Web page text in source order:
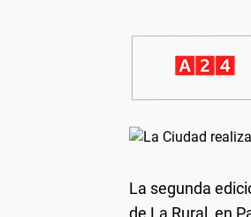
La segunda
de La Rural, en